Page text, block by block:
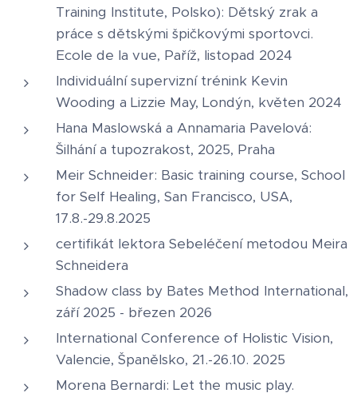
Training Institute, Polsko): Dětský zrak a
práce s dětskými špičkovými sportovci.
Ecole de la vue, Paříž, listopad 2024
Individuální supervizní trénink Kevin
Wooding a Lizzie May, Londýn, květen 2024
Hana Maslowská a Annamaria Pavelová:
Šilhání a tupozrakost, 2025, Praha
Meir Schneider: Basic training course, School
for Self Healing, San Francisco, USA,
17.8.-29.8.2025
certifikát lektora Sebeléčení metodou Meira
Schneidera
Shadow class by Bates Method International,
září 2025 - březen 2026
International Conference of Holistic Vision,
Valencie, Španělsko, 21.-26.10. 2025
Morena Bernardi: Let the music play.